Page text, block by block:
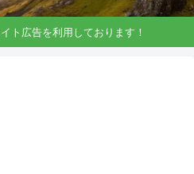
ト広告を利用しております！